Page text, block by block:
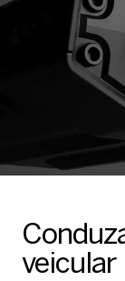
veicular